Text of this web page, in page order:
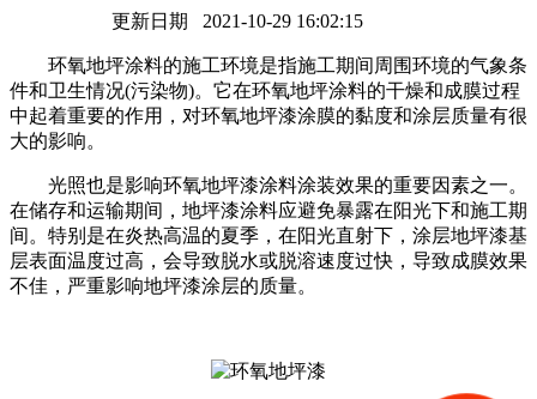
更新日期 2021-10-29 16:02:15
环氧地坪涂料的施工环境是指施工期间周围环境的气象条
件和卫生情况(污染物)。它在环氧地坪涂料的干燥和成膜过程
中起着重要的作用，对环氧地坪漆涂膜的黏度和涂层质量有很
大的影响。
光照也是影响环氧地坪漆涂料涂装效果的重要因素之一。
在储存和运输期间，地坪漆涂料应避免暴露在阳光下和施工期
间。特别是在炎热高温的夏季，在阳光直射下，涂层地坪漆基
层表面温度过高，会导致脱水或脱溶速度过快，导致成膜效果
不佳，严重影响地坪漆涂层的质量。